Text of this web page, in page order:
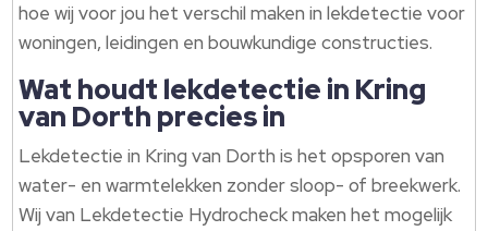
hoe wij voor jou het verschil maken in lekdetectie voor
woningen, leidingen en bouwkundige constructies.​
Wat houdt lekdetectie in Kring
van Dorth precies in
Lekdetectie in Kring van Dorth is het opsporen van
water- en warmtelekken zonder sloop- of breekwerk.​
Wij van Lekdetectie Hydrocheck maken het mogelijk